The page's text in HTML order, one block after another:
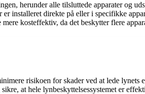
herunder alle tilsluttede apparater og
installeret direkte på eller i specifikke
kosteffektiv, da det beskytter flere
risikoen for skader ved at lede
at hele lynbeskyttelsessystemet er